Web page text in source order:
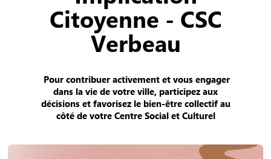
Citoyenne - CSC
Verbeau
Pour contribuer activement et vous engager
dans la vie de votre ville, participez aux
décisions et favorisez le bien-être collectif au
côté de votre Centre Social et Culturel